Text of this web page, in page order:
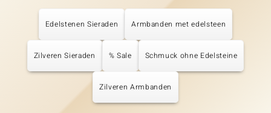
Edelstenen Sieraden Armbanden met edelsteen
Zilveren Sieraden % Sale Schmuck ohne Edelsteine
Zilveren Armbanden